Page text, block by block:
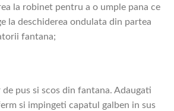
la robinet pentru a o umple pana ce
la deschiderea ondulata din partea
fantana;
de pus si scos din fantana. Adaugati
si impingeti capatul galben in sus